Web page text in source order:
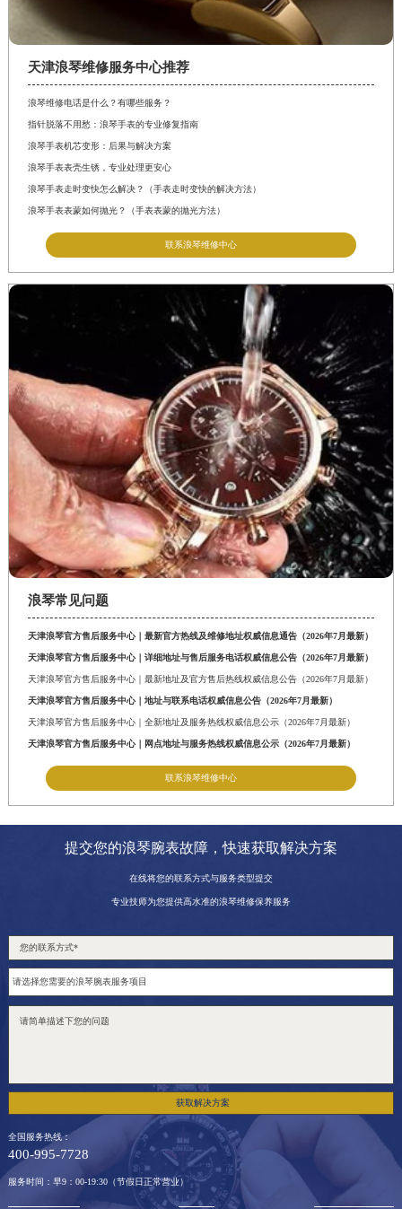
天津浪琴维修服务中心推荐
浪琴维修电话是什么？有哪些服务？
指针脱落不用愁：浪琴手表的专业修复指南
浪琴手表机芯变形：后果与解决方案
浪琴手表表壳生锈，专业处理更安心
浪琴手表走时变快怎么解决？（手表走时变快的解决方法）
浪琴手表表蒙如何抛光？（手表表蒙的抛光方法）
联系浪琴维修中心
浪琴常见问题
天津浪琴官方售后服务中心｜最新官方热线及维修地址权威信息通告（2026年7月最新）
天津浪琴官方售后服务中心｜详细地址与售后服务电话权威信息公告（2026年7月最新）
天津浪琴官方售后服务中心｜最新地址及官方售后热线权威信息公告（2026年7月最新）
天津浪琴官方售后服务中心｜地址与联系电话权威信息公告（2026年7月最新）
天津浪琴官方售后服务中心｜全新地址及服务热线权威信息公示（2026年7月最新）
天津浪琴官方售后服务中心｜网点地址与服务热线权威信息公示（2026年7月最新）
联系浪琴维修中心
提交您的浪琴腕表故障，快速获取解决方案
在线将您的联系方式与服务类型提交
专业技师为您提供高水准的浪琴维修保养服务
获取解决方案
全国服务热线：
400-995-7728
服务时间：早9：00-19:30（节假日正常营业）